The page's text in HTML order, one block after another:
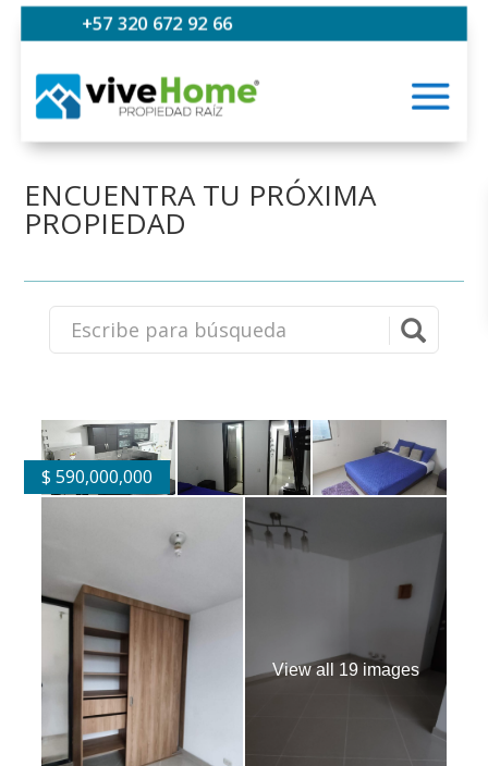
+57 320 672 92 66
ENCUENTRA TU PRÓXIMA
PROPIEDAD
$ 590,000,000
View all 19 images